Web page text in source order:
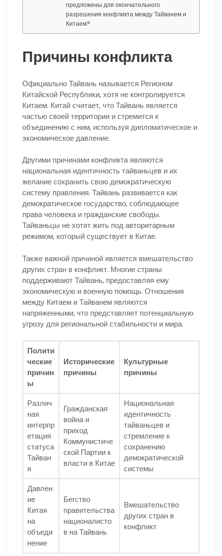
предложены для окончательного
разрешения конфликта между Тайванем и
Китаем?
Причины конфликта
Официально Тайвань называется Регионом
Китайской Республики, хотя не контролируется
Китаем. Китай считает, что Тайвань является
частью своей территории и стремится к
объединению с ним, используя дипломатическое и
экономическое давление.
Другими причинами конфликта являются
национальная идентичность тайваньцев и их
желание сохранить свою демократическую
систему правления. Тайвань развивается как
демократическое государство, соблюдающее
права человека и гражданские свободы.
Тайваньцы не хотят жить под авторитарным
режимом, который существует в Китае.
Также важной причиной является вмешательство
других стран в конфликт. Многие страны
поддерживают Тайвань, предоставляя ему
экономическую и военную помощь. Отношения
между Китаем и Тайванем являются
напряженными, что представляет потенциальную
угрозу для региональной стабильности и мира.
Полити
ческие
причин
ы
Исторические
причины
Культурные
причины
Различ
ная
интерпр
етация
статуса
Тайван
я
Гражданская
война и
приход
Коммунистиче
ской Партии к
власти в Китае
Национальная
идентичность
тайваньцев и
стремление к
сохранению
демократической
системы
Давлен
ие
Китая
на
объеди
нение
Бегство
правительства
националисто
в на Тайвань
Вмешательство
других стран в
конфликт